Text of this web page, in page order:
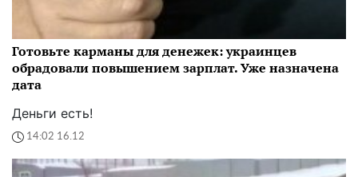
Готовьте карманы для денежек: украинцев
обрадовали повышением зарплат. Уже назначена
дата
Деньги есть!
14:02 16.12